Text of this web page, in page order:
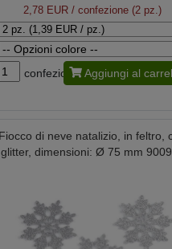
2,78 EUR / confezione (2 pz.)
confezione Aggiungi al
Fiocco di neve natalizio, in feltro,
glitter, dimensioni: Ø 75 mm